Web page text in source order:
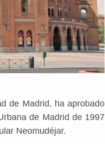
de Madrid, ha aprobado
de Madrid de 1997
Neomudéjar.